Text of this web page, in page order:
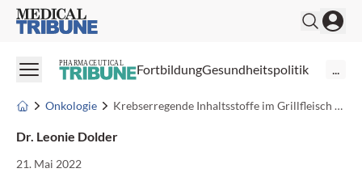
Medical Tribune
PHARMACEUTICAL FortbildungGesundheitspolitik ...
Onkologie Krebserregende Inhaltsstoffe im Grillfleisch bestmöglich vermeiden!
Dr. Leonie Dolder
21. Mai 2022